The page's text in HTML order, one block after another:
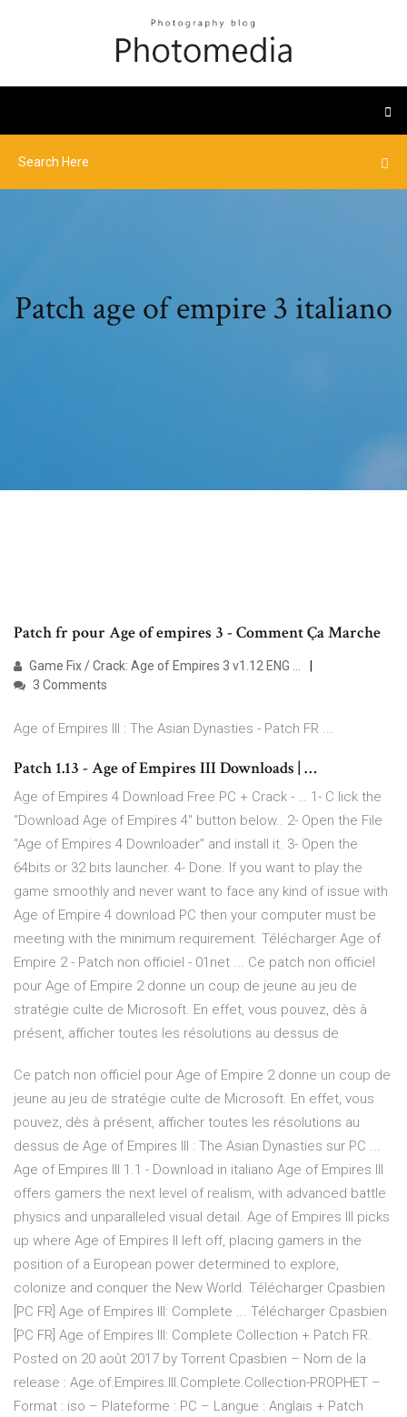
Patch age of empire 3 italiano
Patch fr pour Age of empires 3 - Comment Ça Marche
Game Fix / Crack: Age of Empires 3 v1.12 ENG …
3 Comments
Age of Empires III : The Asian Dynasties - Patch FR ...
Patch 1.13 - Age of Empires III Downloads | …
Age of Empires 4 Download Free PC + Crack - … 1- C lick the
“Download Age of Empires 4″ button below.. 2- Open the File
“Age of Empires 4 Downloader” and install it. 3- Open the
64bits or 32 bits launcher. 4- Done. If you want to play the
game smoothly and never want to face any kind of issue with
Age of Empire 4 download PC then your computer must be
meeting with the minimum requirement. Télécharger Age of
Empire 2 - Patch non officiel - 01net ... Ce patch non officiel
pour Age of Empire 2 donne un coup de jeune au jeu de
stratégie culte de Microsoft. En effet, vous pouvez, dès à
présent, afficher toutes les résolutions au dessus de
Ce patch non officiel pour Age of Empire 2 donne un coup de
jeune au jeu de stratégie culte de Microsoft. En effet, vous
pouvez, dès à présent, afficher toutes les résolutions au
dessus de Age of Empires III : The Asian Dynasties sur PC ...
Age of Empires III 1.1 - Download in italiano Age of Empires III
offers gamers the next level of realism, with advanced battle
physics and unparalleled visual detail. Age of Empires III picks
up where Age of Empires II left off, placing gamers in the
position of a European power determined to explore,
colonize and conquer the New World. Télécharger Cpasbien
[PC FR] Age of Empires III: Complete ... Télécharger Cpasbien
[PC FR] Age of Empires III: Complete Collection + Patch FR.
Posted on 20 août 2017 by Torrent Cpasbien – Nom de la
release : Age.of.Empires.III.Complete.Collection-PROPHET –
Format : iso – Plateforme : PC – Langue : Anglais + Patch